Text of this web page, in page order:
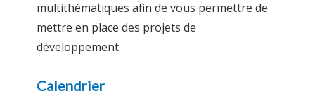
multithématiques afin de vous permettre de
mettre en place des projets de
développement.
Calendrier